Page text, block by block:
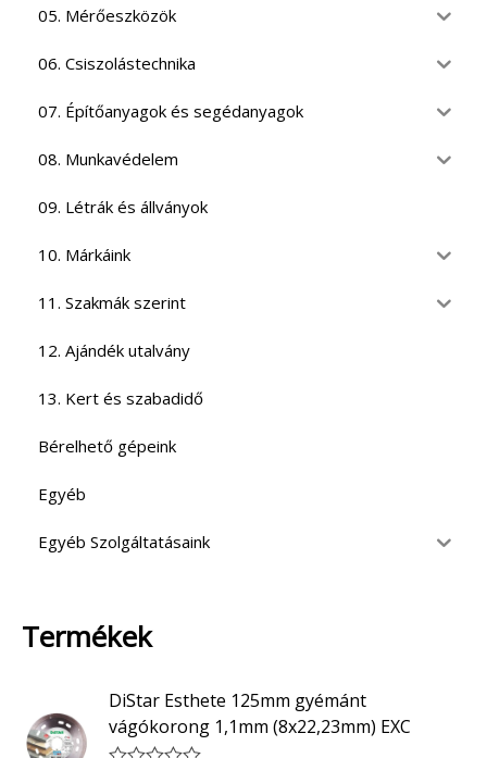
05. Mérőeszközök
06. Csiszolástechnika
07. Építőanyagok és segédanyagok
08. Munkavédelem
09. Létrák és állványok
10. Márkáink
11. Szakmák szerint
12. Ajándék utalvány
13. Kert és szabadidő
Bérelhető gépeink
Egyéb
Egyéb Szolgáltatásaink
Termékek
DiStar Esthete 125mm gyémánt
vágókorong 1,1mm (8x22,23mm) EXC